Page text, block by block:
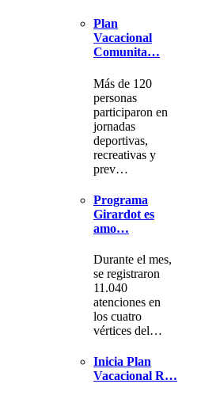
Plan
Vacacional
Comunita…
Más de 120
personas
participaron en
jornadas
deportivas,
recreativas y
prev…
Programa
Girardot es
amo…
Durante el mes,
se registraron
11.040
atenciones en
los cuatro
vértices del…
Inicia Plan
Vacacional R…